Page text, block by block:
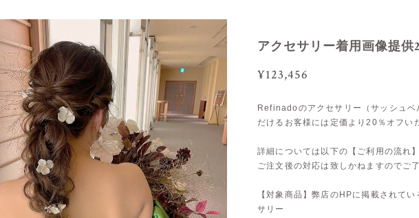
アクセサリー着用画像提供
¥123,456
Refinadoのアクセサリー（サッシュベ
だけるお客様には定価より20％オフい
詳細については以下の【ご利用の流れ
ご注文後の対応は致しかねますのでご
【対象商品】弊店のHPに掲載されて
サリー